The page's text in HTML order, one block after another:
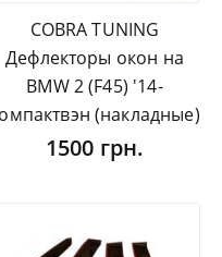
COBRA TUNING
Дефлекторы окон на
BMW 2 (F45) '14-
(накладные)
1500 грн.